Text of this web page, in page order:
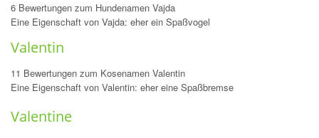
6 Bewertungen zum Hundenamen Vajda
Eine Eigenschaft von Vajda: eher ein Spaßvogel
Valentin
11 Bewertungen zum Kosenamen Valentin
Eine Eigenschaft von Valentin: eher eine Spaßbremse
Valentine